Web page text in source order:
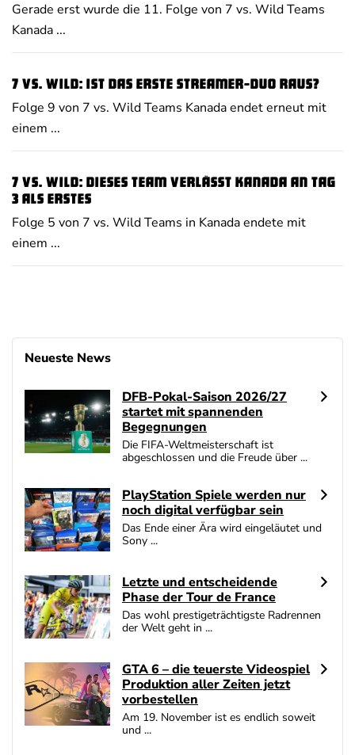
Gerade erst wurde die 11. Folge von 7 vs. Wild Teams
Kanada ...
7 vs. Wild: Ist das erste Streamer-Duo raus?
Folge 9 von 7 vs. Wild Teams Kanada endet erneut mit
einem ...
7 vs. Wild: DIESES Team verlässt Kanada an Tag
3 als erstes
Folge 5 von 7 vs. Wild Teams in Kanada endete mit
einem ...
Neueste News
DFB-Pokal-Saison 2026/27
startet mit spannenden
Begegnungen
Die FIFA-Weltmeisterschaft ist
abgeschlossen und die Freude über ...
PlayStation Spiele werden nur
noch digital verfügbar sein
Das Ende einer Ära wird eingeläutet und
Sony ...
Letzte und entscheidende
Phase der Tour de France
Das wohl prestigeträchtigste Radrennen
der Welt geht in ...
GTA 6 – die teuerste Videospiel
Produktion aller Zeiten jetzt
vorbestellen
Am 19. November ist es endlich soweit
und ...